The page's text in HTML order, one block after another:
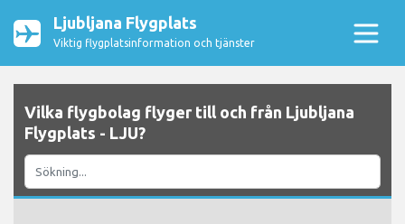
Ljubljana Flygplats
Viktig flygplatsinformation och tjänster
Vilka flygbolag flyger till och från Ljubljana
Flygplats - LJU?